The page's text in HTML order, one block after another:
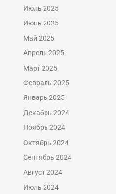
Июль 2025
Июнь 2025
Май 2025
Апрель 2025
Март 2025
Февраль 2025
Январь 2025
Декабрь 2024
Ноябрь 2024
Октябрь 2024
Сентябрь 2024
Август 2024
Июль 2024